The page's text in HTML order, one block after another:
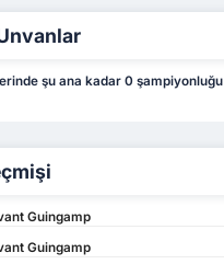
şu ana kadar 0 şampiyonluğu
Guingamp
Guingamp